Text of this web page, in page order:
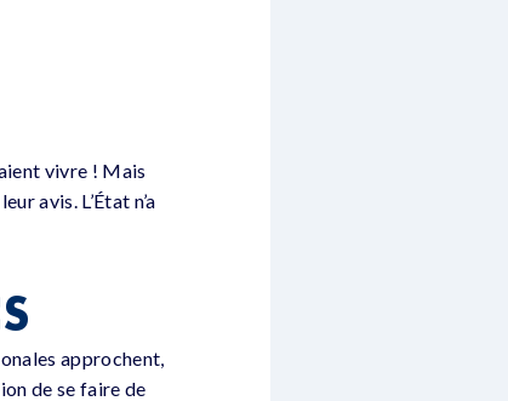
vivre ! Mais
avis. L’État n’a
approchent,
de se faire de